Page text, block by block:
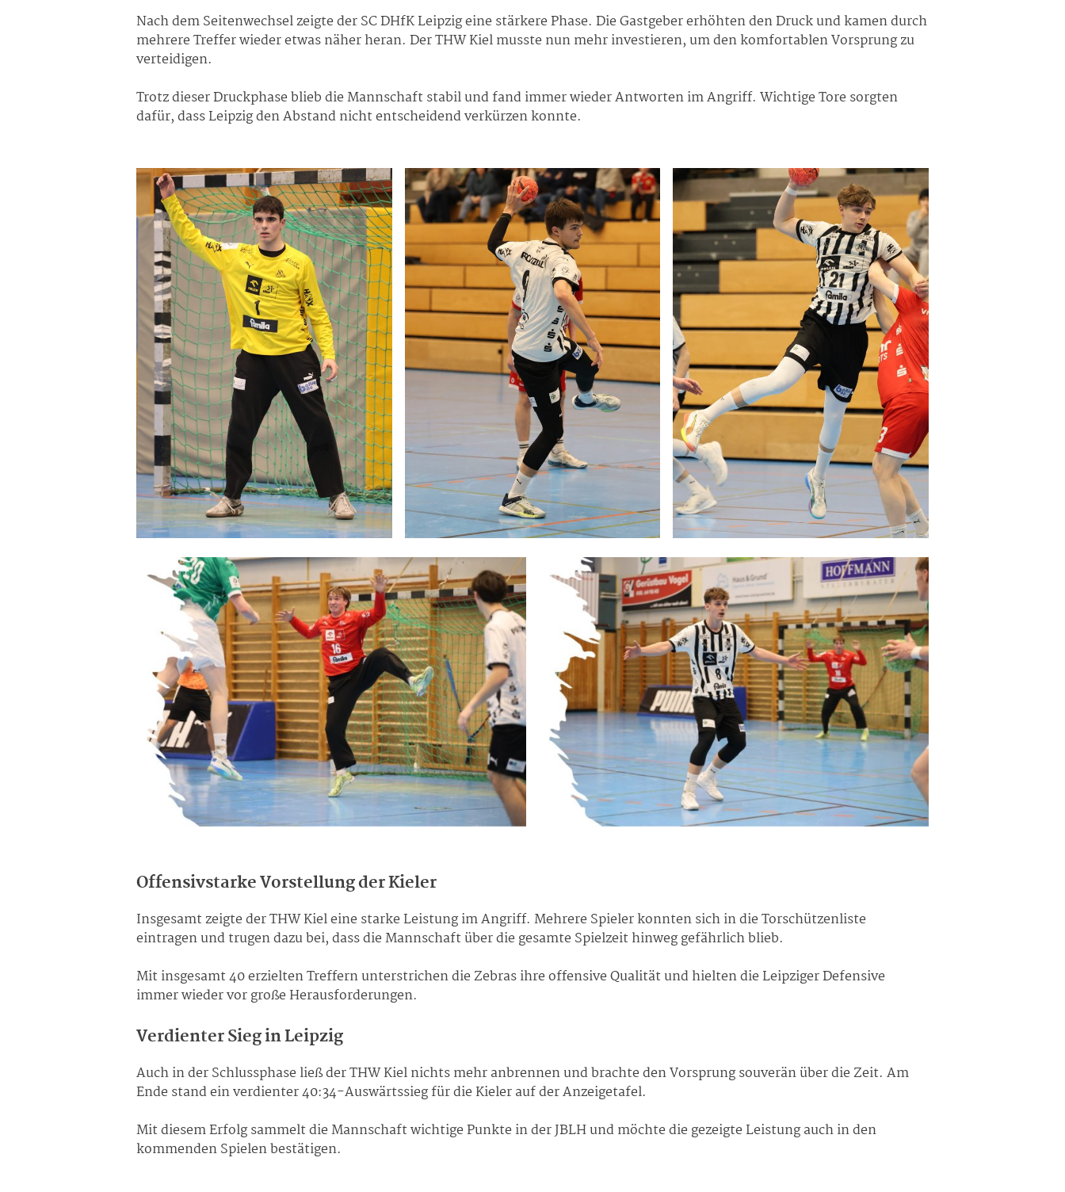
Nach dem Seitenwechsel zeigte der SC DHfK Leipzig eine stärkere Phase. Die Gastgeber erhöhten den Druck und kamen durch
mehrere Treffer wieder etwas näher heran. Der THW Kiel musste nun mehr investieren, um den komfortablen Vorsprung zu
verteidigen.
Trotz dieser Druckphase blieb die Mannschaft stabil und fand immer wieder Antworten im Angriff. Wichtige Tore sorgten
dafür, dass Leipzig den Abstand nicht entscheidend verkürzen konnte.
Offensivstarke Vorstellung der Kieler
Insgesamt zeigte der THW Kiel eine starke Leistung im Angriff. Mehrere Spieler konnten sich in die Torschützenliste
eintragen und trugen dazu bei, dass die Mannschaft über die gesamte Spielzeit hinweg gefährlich blieb.
Mit insgesamt 40 erzielten Treffern unterstrichen die Zebras ihre offensive Qualität und hielten die Leipziger Defensive
immer wieder vor große Herausforderungen.
Verdienter Sieg in Leipzig
Auch in der Schlussphase ließ der THW Kiel nichts mehr anbrennen und brachte den Vorsprung souverän über die Zeit. Am
Ende stand ein verdienter 40:34-Auswärtssieg für die Kieler auf der Anzeigetafel.
Mit diesem Erfolg sammelt die Mannschaft wichtige Punkte in der JBLH und möchte die gezeigte Leistung auch in den
kommenden Spielen bestätigen.